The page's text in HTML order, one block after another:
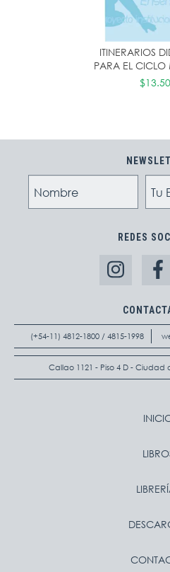
ITINERARIOS
PARA EL CICLO
PROPUESTAS
0 A 3
REDES
(+54-11) 4812-1800 / 4815-1998
Callao 1121 - Piso 4 D - Ciudad